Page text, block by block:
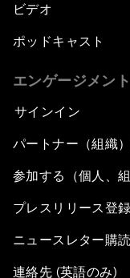
ビデオ
ポッドキャスト
エンゲージメント
サインイン
パートナー（組織
参加する（個人、組
プレスリリース登録
ニュースレター購読
連絡先 (英語のみ)